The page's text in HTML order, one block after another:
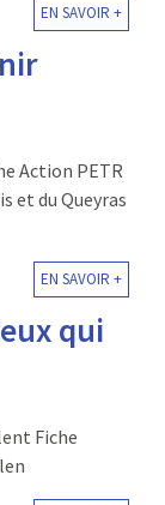
EN SAVOIR +
Action PETR
et du Queyras
EN SAVOIR +
qui
Fiche